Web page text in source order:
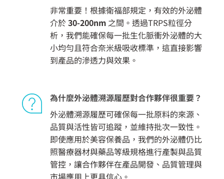
非常重要！根據衛福部規定，有效的外泌體
介於30-200nm之間。透過TRPS粒徑分
析，我們能確保每一批生化脈衝外泌體的大
小均勻且符合奈米級吸收標準，這直接影響
到產品的滲透力與效果。
為什麼外泌體溯源履歷對合作夥伴很重要？
外泌體溯源履歷可確保每一批原料的來源、
品質與活性皆可追蹤，並維持批次一致性。
即使應用於美容保養品，我們的外泌體仍比
照醫療器材與藥品等級規格進行產製與品質
管控，讓合作夥伴在產品開發、品質管理與